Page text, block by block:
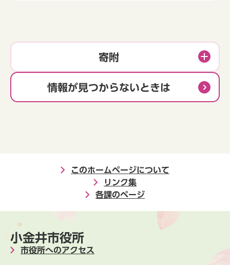
寄附
情報が見つからないときは
このホームページについて
リンク集
各課のページ
小金井市役所
市役所へのアクセス